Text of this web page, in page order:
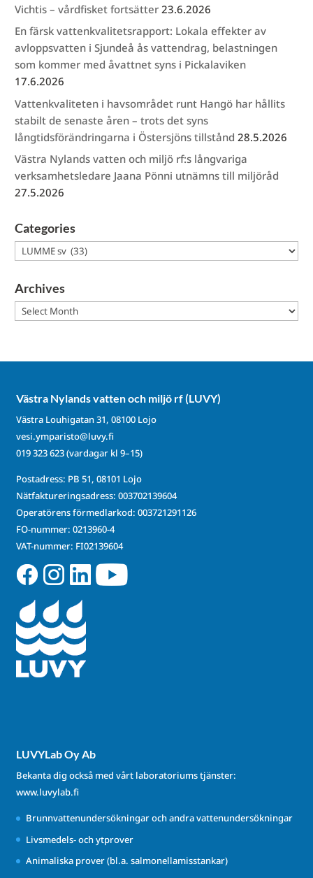
Vichtis – vårdfisket fortsätter 23.6.2026
En färsk vattenkvalitetsrapport: Lokala effekter av
avloppsvatten i Sjundeå ås vattendrag, belastningen
som kommer med åvattnet syns i Pickalaviken
17.6.2026
Vattenkvaliteten i havsområdet runt Hangö har hållits
stabilt de senaste åren – trots det syns
långtidsförändringarna i Östersjöns tillstånd 28.5.2026
Västra Nylands vatten och miljö rf:s långvariga
verksamhetsledare Jaana Pönni utnämns till miljöråd
27.5.2026
Categories
Categories
Archives
Archives
Västra Nylands vatten och miljö rf (LUVY)
Västra Louhigatan 31, 08100 Lojo
vesi.ymparisto@luvy.fi
019 323 623(vardagar kl 9–15)
Postadress: PB 51, 08101 Lojo
Nätfaktureringsadress: 003702139604
Operatörens förmedlarkod: 003721291126
FO-nummer: 0213960-4
VAT-nummer: FI02139604
LUVYLab Oy Ab
Bekanta dig också med vårt laboratoriums tjänster:
www.luvylab.fi
Brunnvattenundersökningar och andra vattenundersökningar
Livsmedels- och ytprover
Animaliska prover (bl.a. salmonellamisstankar)